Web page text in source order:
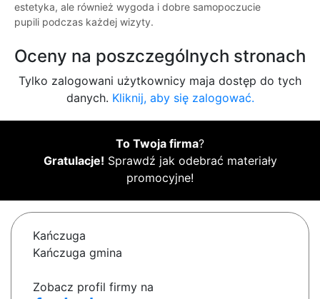
estetyka, ale również wygoda i dobre samopoczucie
pupili podczas każdej wizyty.
Oceny na poszczególnych stronach
Tylko zalogowani użytkownicy maja dostęp do tych
danych. Kliknij, aby się zalogować.
To Twoja firma?
Gratulacje! Sprawdź jak odebrać materiały
promocyjne!
Kańczuga
Kańczuga gmina
Zobacz profil firmy na